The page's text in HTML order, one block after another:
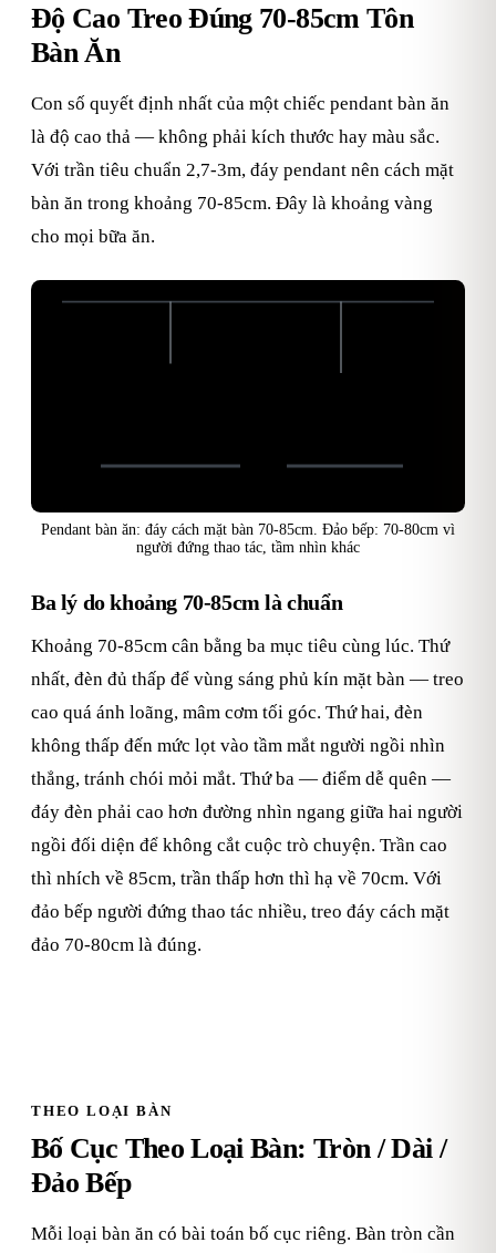
Độ Cao Treo Đúng 70-85cm Tôn
Bàn Ăn
Con số quyết định nhất của một chiếc pendant bàn ăn
là độ cao thả — không phải kích thước hay màu sắc.
Với trần tiêu chuẩn 2,7-3m, đáy pendant nên cách mặt
bàn ăn trong khoảng 70-85cm. Đây là khoảng vàng
cho mọi bữa ăn.
Pendant bàn ăn: đáy cách mặt bàn 70-85cm. Đảo bếp: 70-80cm vì
người đứng thao tác, tầm nhìn khác
Ba lý do khoảng 70-85cm là chuẩn
Khoảng 70-85cm cân bằng ba mục tiêu cùng lúc. Thứ
nhất, đèn đủ thấp để vùng sáng phủ kín mặt bàn — treo
cao quá ánh loãng, mâm cơm tối góc. Thứ hai, đèn
không thấp đến mức lọt vào tầm mắt người ngồi nhìn
thẳng, tránh chói mỏi mắt. Thứ ba — điểm dễ quên —
đáy đèn phải cao hơn đường nhìn ngang giữa hai người
ngồi đối diện để không cắt cuộc trò chuyện. Trần cao
thì nhích về 85cm, trần thấp hơn thì hạ về 70cm. Với
đảo bếp người đứng thao tác nhiều, treo đáy cách mặt
đảo 70-80cm là đúng.
THEO LOẠI BÀN
Bố Cục Theo Loại Bàn: Tròn / Dài /
Đảo Bếp
Mỗi loại bàn ăn có bài toán bố cục riêng. Bàn tròn cần